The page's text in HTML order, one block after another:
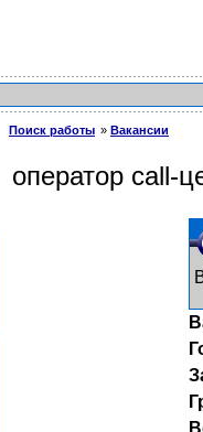
Поиск работы Вакансии
оператор call-